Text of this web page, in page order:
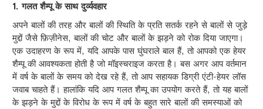
1. गलत शैम्पू के साथ दुर्व्यवहार
अपने बालों की तरह और बालों की स्थिति के प्रति सतर्क रहने से बालों से जुड़े
मुद्दों जैसे फ़िज़ीनेस, बालों की चोट और बालों के झड़ने को रोक दिया जाएगा।
एक उदाहरण के रूप में, यदि आपके पास घुंघराले बाल हैं, तो आपको एक हेयर
शैम्पू की आवश्यकता होती है जो मॉइस्चराइज करता है। बस अगर आप वर्तमान
में वर्ष के बालों के समय को देख रहे हैं, तो आप सहायक डिग्री एंटी-हेयर लॉस
जवाब चाहते हैं। हालांकि यदि आप गलत शैम्पू का उपयोग करते हैं, तो यह बालों
के झड़ने के मुद्दों के विरोध के रूप में वर्ष के बहुत सारे बालों की समस्याओं को